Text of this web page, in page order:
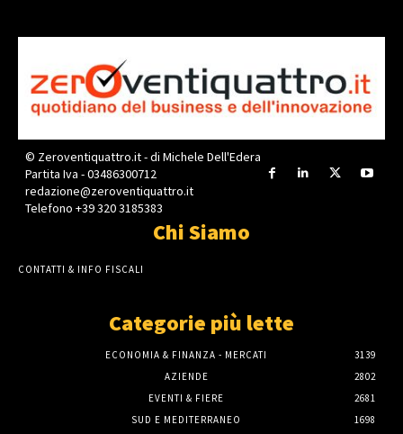
© Zeroventiquattro.it - di Michele Dell'Edera
Partita Iva - 03486300712
redazione@zeroventiquattro.it
Telefono +39 320 3185383
Chi Siamo
CONTATTI & INFO FISCALI
Categorie più lette
ECONOMIA & FINANZA - MERCATI
3139
AZIENDE
2802
EVENTI & FIERE
2681
SUD E MEDITERRANEO
1698